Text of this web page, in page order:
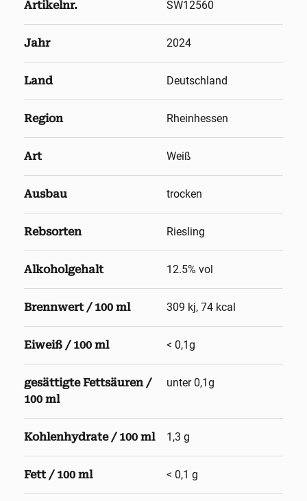
Artikelnr. SW12560
Jahr 2024
Land Deutschland
Region Rheinhessen
Art Weiß
Ausbau trocken
Rebsorten Riesling
Alkoholgehalt 12.5% vol
Brennwert / 100 ml 309 kj, 74 kcal
Eiweiß / 100 ml < 0,1g
gesättigte Fettsäuren /
100 ml
unter 0,1g
Kohlenhydrate / 100 ml 1,3 g
Fett / 100 ml < 0,1 g